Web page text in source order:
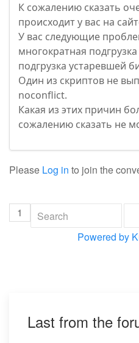
К сожалению сказать
происходит у вас на
У вас следующие
многократная
подгрузка устаревшей
Один из скриптов не
noconflict.
Какая из этих причин
сожалению сказать не
Please Log in to join the
1
Powered by
Last from the